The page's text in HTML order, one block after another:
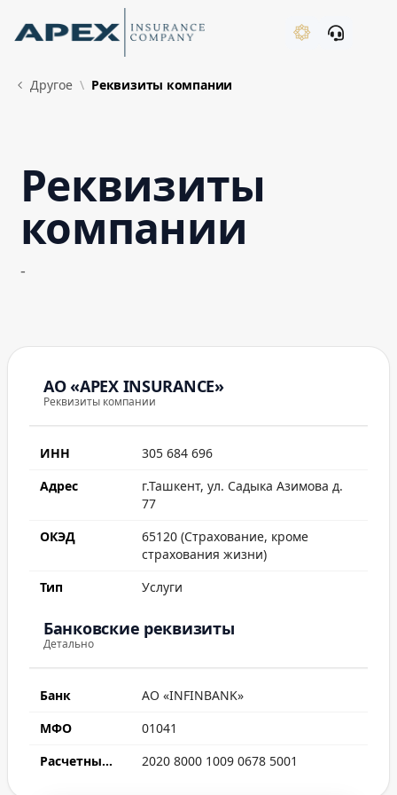
Skip to Main Content
Другое Реквизиты компании
Реквизиты
компании
-
АО «APEX INSURANCE»
Реквизиты компании
ИНН
305 684 696
Адрес
г.Ташкент, ул. Садыка Азимова д.
77
ОКЭД
65120 (Страхование, кроме
страхования жизни)
Тип
Услуги
Банковские реквизиты
Детально
Банк
АО «INFINBANK»
МФО
01041
Расчетный счет
2020 8000 1009 0678 5001
New
What's New